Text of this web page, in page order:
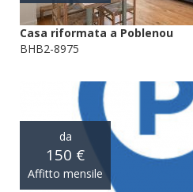
Casa riformata a Poblenou
BHB2-8975
da
150 €
Affitto mensile